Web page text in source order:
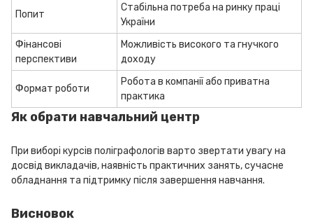
Попит
Стабільна потреба на ринку праці
України
Фінансові
перспективи
Можливість високого та гнучкого
доходу
Формат роботи
Робота в компанії або приватна
практика
Як обрати навчальний центр
При виборі курсів поліграфологів варто звертати увагу на
досвід викладачів, наявність практичних занять, сучасне
обладнання та підтримку після завершення навчання.
Висновок